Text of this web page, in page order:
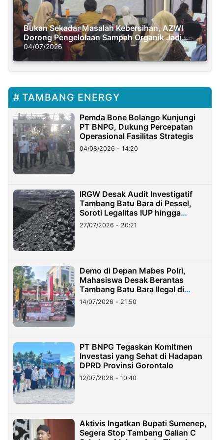
Bukan Sekadar Masalah Kebersihan, AZWI
Dorong Pengelolaan Sampah Organik Jadi
Solusi Krisis Iklim
04/07/2026
TAMBANG ENERGY
Pemda Bone Bolango Kunjungi
PT BNPG, Dukung Percepatan
Operasional Fasilitas Strategis
04/08/2026 - 14:20
IRGW Desak Audit Investigatif
Tambang Batu Bara di Pessel,
Soroti Legalitas IUP hingga
Stockpile
27/07/2026 - 20:21
Demo di Depan Mabes Polri,
Mahasiswa Desak Berantas
Tambang Batu Bara Ilegal di
Lampung
14/07/2026 - 21:50
PT BNPG Tegaskan Komitmen
Investasi yang Sehat di Hadapan
DPRD Provinsi Gorontalo
12/07/2026 - 10:40
Aktivis Ingatkan Bupati Sumenep,
Segera Stop Tambang Galian C